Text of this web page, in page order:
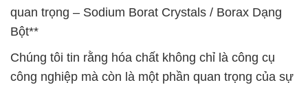
quan trọng – Sodium Borat Crystals / Borax Dạng
Bột**
Chúng tôi tin rằng hóa chất không chỉ là công cụ
công nghiệp mà còn là một phần quan trọng của sự